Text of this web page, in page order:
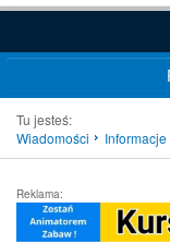
Tu jesteś:
Wiadomości
Informacje
Reklama: